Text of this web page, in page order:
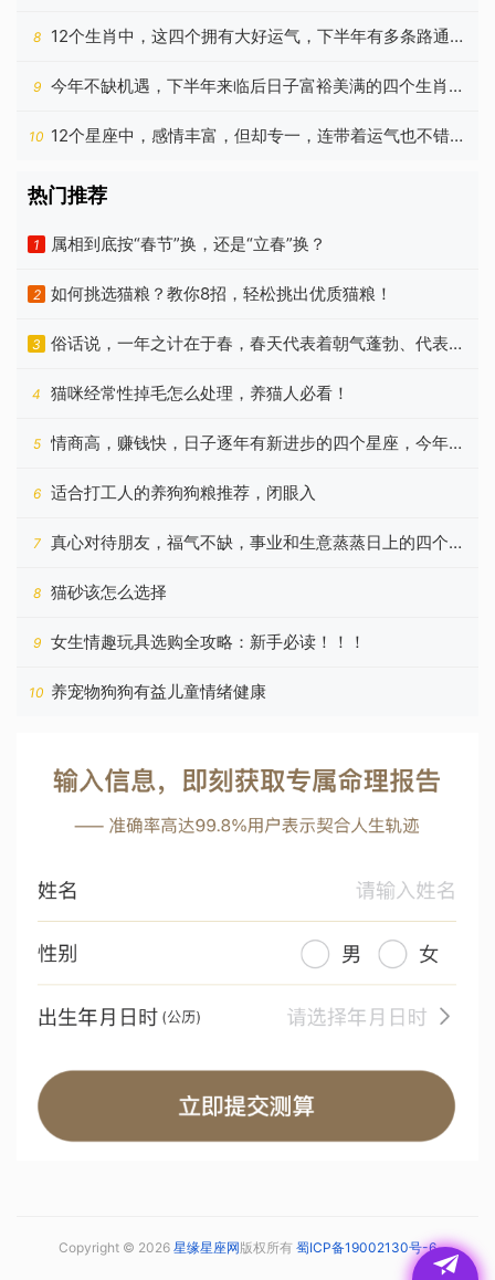
生肖
8
12个生肖中，这四个拥有大好运气，下半年有多条路通向
成功
9
今年不缺机遇，下半年来临后日子富裕美满的四个生肖，
啥都顺
10 12个星座中，感情丰富，但却专一，连带着运气也不错的
热门推荐
1 属相到底按“春节”换，还是“立春”换？
2 如何挑选猫粮？教你8招，轻松挑出优质猫粮！
3
俗话说，一年之计在于春，春天代表着朝气蓬勃、代表着
希望
4 猫咪经常性掉毛怎么处理，养猫人必看！
5
情商高，赚钱快，日子逐年有新进步的四个星座，今年更
好
6 适合打工人的养狗狗粮推荐，闭眼入
7
真心对待朋友，福气不缺，事业和生意蒸蒸日上的四个星
座
8 猫砂该怎么选择
9 女生情趣玩具选购全攻略：新手必读！！！
10 养宠物狗狗有益儿童情绪健康
Copyright © 2026 星缘星座网版权所有 蜀ICP备19002130号-6